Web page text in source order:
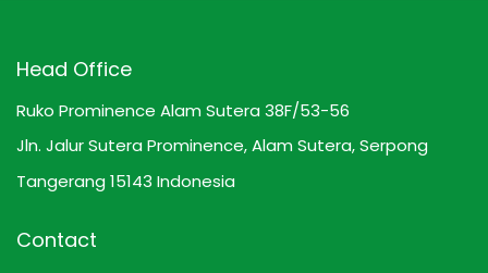
Head Office
Ruko Prominence Alam Sutera 38F/53-56
Jln. Jalur Sutera Prominence, Alam Sutera, Serpong
Tangerang 15143 Indonesia
Contact